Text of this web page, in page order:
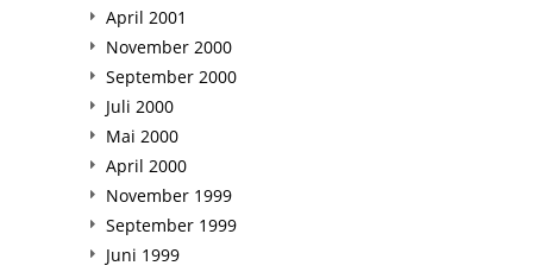
April 2001
November 2000
September 2000
Juli 2000
Mai 2000
April 2000
November 1999
September 1999
Juni 1999